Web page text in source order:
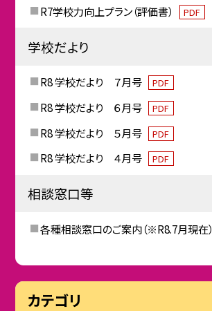
R7学校力向上プラン（評価書） PDF
学校だより
R8 学校だより ７月号 PDF
R8 学校だより ６月号 PDF
R8 学校だより ５月号 PDF
R8 学校だより ４月号 PDF
相談窓口等
各種相談窓口のご案内（※R8.7月現在）
カテゴリ